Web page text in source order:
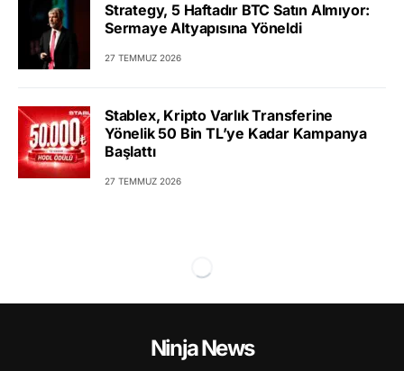
Strategy, 5 Haftadır BTC Satın Almıyor:
Sermaye Altyapısına Yöneldi
27 TEMMUZ 2026
Stablex, Kripto Varlık Transferine
Yönelik 50 Bin TL’ye Kadar Kampanya
Başlattı
27 TEMMUZ 2026
Ninja News